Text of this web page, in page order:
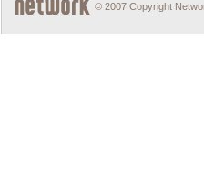
© 2007 Copyright